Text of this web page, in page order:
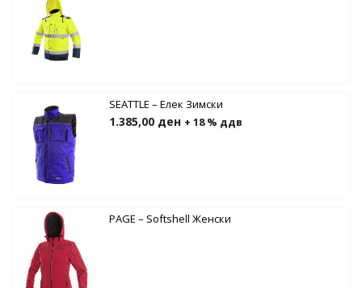
SEATTLE – Елек Зимски
1.385,00 ден + 18 % ддв
PAGE – Softshell Женски